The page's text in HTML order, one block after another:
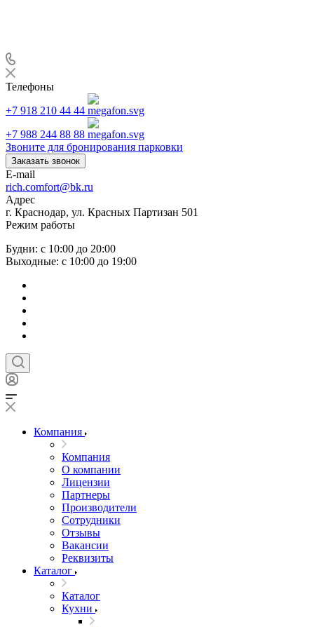
Телефоны
+7 918 210 44 44
+7 988 244 88 88
Звоните для бронирования парковки
Заказать звонок
E-mail
rich.comfort@bk.ru
Адрес
г. Краснодар, ул. Красных Партизан 501
Режим работы
Будни: с 10:00 до 20:00
Выходные: с 10:00 до 19:00
Компания
Компания
О компании
Лицензии
Партнеры
Производители
Сотрудники
Отзывы
Вакансии
Реквизиты
Каталог
Каталог
Кухни